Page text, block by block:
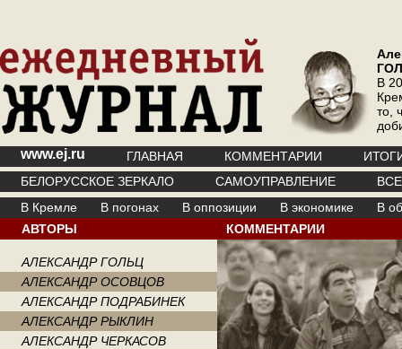
В
то,
www.ej.ru ГЛАВНАЯ КОММЕНТАРИИ
БЕЛОРУССКОЕ ЗЕРКАЛО
САМОУПРАВЛЕНИЕ
В Кремле
В погонах В оппозиции В экономике
В
АВТОРЫ
АЛЕКСАНДР ГОЛЬЦ
АЛЕКСАНДР ОСОВЦОВ
АЛЕКСАНДР ПОДРАБИНЕК
АЛЕКСАНДР РЫКЛИН
АЛЕКСАНДР ЧЕРКАСОВ
КОММЕНТАРИИ